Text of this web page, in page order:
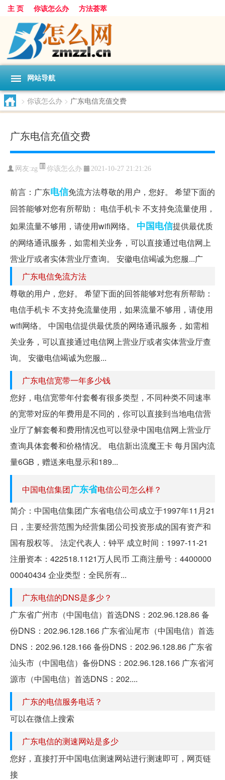
主 页 你该怎么办 方法荟萃
网站导航
> 你该怎么办 > 广东电信充值交费
广东电信充值交费
网友:zg 你该怎么办 2021-10-27 21:21:26
前言：广东电信免流方法尊敬的用户，您好。 希望下面的
回答能够对您有所帮助： 电信手机卡 不支持免流量使用，
如果流量不够用，请使用wifi网络。 中国电信提供最优质
的网络通讯服务，如需相关业务，可以直接通过电信网上
营业厅或者实体营业厅查询。 安徽电信竭诚为您服...广
广东电信免流方法
尊敬的用户，您好。 希望下面的回答能够对您有所帮助：
电信手机卡 不支持免流量使用，如果流量不够用，请使用
wifi网络。 中国电信提供最优质的网络通讯服务，如需相
关业务，可以直接通过电信网上营业厅或者实体营业厅查
询。 安徽电信竭诚为您服...
广东电信宽带一年多少钱
您好，电信宽带年付套餐有很多类型，不同种类不同速率
的宽带对应的年费用是不同的，你可以直接到当地电信营
业厅了解套餐和费用情况也可以登录中国电信网上营业厅
查询具体套餐和价格情况。 电信新出流魔王卡 每月国内流
量6GB，赠送来电显示和189...
中国电信集团广东省电信公司怎么样？
简介：中国电信集团广东省电信公司成立于1997年11月21
日，主要经营范围为经营集团公司投资形成的国有资产和
国有股权等。 法定代表人：钟平 成立时间：1997-11-21
注册资本：422518.1121万人民币 工商注册号：4400000
00040434 企业类型：全民所有...
广东电信的DNS是多少？
广东省广州市（中国电信）首选DNS：202.96.128.86 备
份DNS：202.96.128.166 广东省汕尾市（中国电信）首选
DNS：202.96.128.166 备份DNS：202.96.128.86 广东省
汕头市（中国电信）备份DNS：202.96.128.166 广东省河
源市（中国电信）首选DNS：202....
广东的电信服务电话？
可以在微信上搜索
广东电信的测速网站是多少
您好，直接打开中国电信测速网站进行测速即可，网页链
接